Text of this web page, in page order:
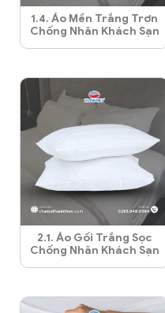
1.4. Áo Mền Trắng Trơn
Chống Nhăn Khách Sạn
2.1. Áo Gối Trắng Sọc
Chống Nhăn Khách Sạn